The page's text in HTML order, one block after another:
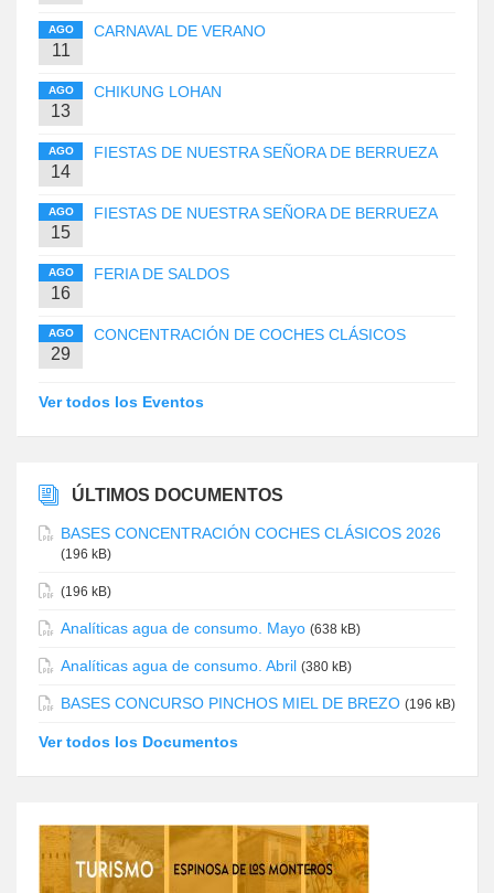
AGO
11
CARNAVAL DE VERANO
AGO
13
CHIKUNG LOHAN
AGO
14
FIESTAS DE NUESTRA SEÑORA DE BERRUEZA
AGO
15
FIESTAS DE NUESTRA SEÑORA DE BERRUEZA
AGO
16
FERIA DE SALDOS
AGO
29
CONCENTRACIÓN DE COCHES CLÁSICOS
Ver todos los Eventos
ÚLTIMOS DOCUMENTOS
BASES CONCENTRACIÓN COCHES CLÁSICOS 2026
(196 kB)
(196 kB)
Analíticas agua de consumo. Mayo (638 kB)
Analíticas agua de consumo. Abril (380 kB)
BASES CONCURSO PINCHOS MIEL DE BREZO (196 kB)
Ver todos los Documentos